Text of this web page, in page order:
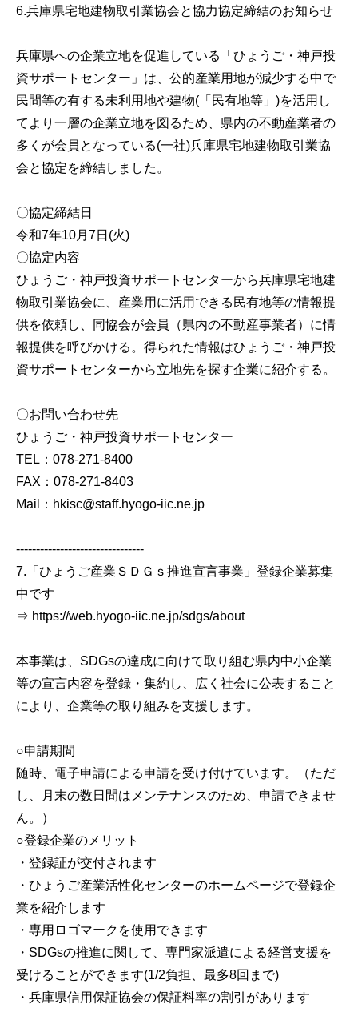
6.兵庫県宅地建物取引業協会と協力協定締結のお知らせ
兵庫県への企業立地を促進している「ひょうご・神戸投
資サポートセンター」は、公的産業用地が減少する中で
民間等の有する未利用地や建物(「民有地等」)を活用し
てより一層の企業立地を図るため、県内の不動産業者の
多くが会員となっている(一社)兵庫県宅地建物取引業協
会と協定を締結しました。
〇協定締結日
令和7年10月7日(火)
〇協定内容
ひょうご・神戸投資サポートセンターから兵庫県宅地建
物取引業協会に、産業用に活用できる民有地等の情報提
供を依頼し、同協会が会員（県内の不動産事業者）に情
報提供を呼びかける。得られた情報はひょうご・神戸投
資サポートセンターから立地先を探す企業に紹介する。
〇お問い合わせ先
ひょうご・神戸投資サポートセンター
TEL：078-271-8400
FAX：078-271-8403
Mail：hkisc@staff.hyogo-iic.ne.jp
--------------------------------
7.「ひょうご産業ＳＤＧｓ推進宣言事業」登録企業募集
中です
⇒ https://web.hyogo-iic.ne.jp/sdgs/about
本事業は、SDGsの達成に向けて取り組む県内中小企業
等の宣言内容を登録・集約し、広く社会に公表すること
により、企業等の取り組みを支援します。
○申請期間
随時、電子申請による申請を受け付けています。（ただ
し、月末の数日間はメンテナンスのため、申請できませ
ん。）
○登録企業のメリット
・登録証が交付されます
・ひょうご産業活性化センターのホームページで登録企
業を紹介します
・専用ロゴマークを使用できます
・SDGsの推進に関して、専門家派遣による経営支援を
受けることができます(1/2負担、最多8回まで)
・兵庫県信用保証協会の保証料率の割引があります